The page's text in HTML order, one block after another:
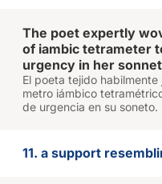
The poet expertly
of iambic tetrameter
urgency in her
El poeta tejido
metro iámbico
de urgencia en su soneto.
11. a support